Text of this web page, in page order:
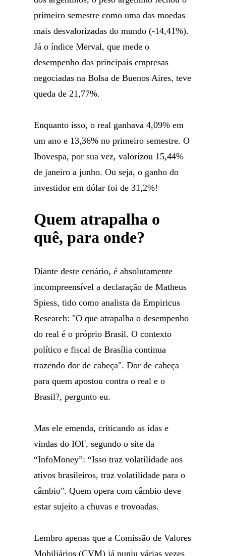
primeiro semestre como uma das moedas
mais desvalorizadas do mundo (-14,41%).
Já o índice Merval, que mede o
desempenho das principais empresas
negociadas na Bolsa de Buenos Aires, teve
queda de 21,77%.
Enquanto isso, o real ganhava 4,09% em
um ano e 13,36% no primeiro semestre. O
Ibovespa, por sua vez, valorizou 15,44%
de janeiro a junho. Ou seja, o ganho do
investidor em dólar foi de 31,2%!
Quem atrapalha o
quê, para onde?
Diante deste cenário, é absolutamente
incompreensível a declaração de Matheus
Spiess, tido como analista da Empiricus
Research: "O que atrapalha o desempenho
do real é o próprio Brasil. O contexto
político e fiscal de Brasília continua
trazendo dor de cabeça". Dor de cabeça
para quem apostou contra o real e o
Brasil?, pergunto eu.
Mas ele emenda, criticando as idas e
vindas do IOF, segundo o site da
“InfoMoney”: “Isso traz volatilidade aos
ativos brasileiros, traz volatilidade para o
câmbio". Quem opera com câmbio deve
estar sujeito a chuvas e trovoadas.
Lembro apenas que a Comissão de Valores
Mobiliários (CVM) já puniu várias vezes